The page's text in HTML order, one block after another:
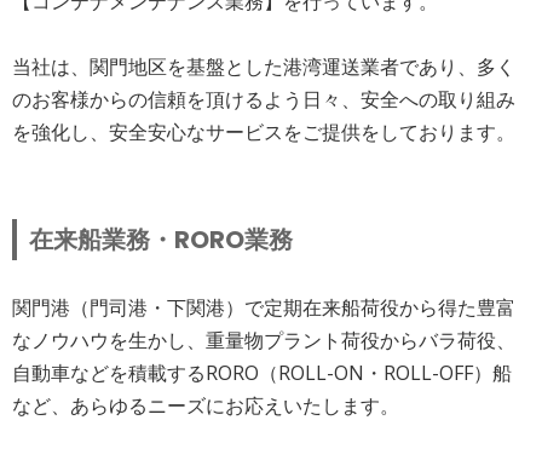
当社は、関門地区を基盤とした港湾運送業者であり、多く
のお客様からの信頼を頂けるよう日々、安全への取り組み
を強化し、安全安心なサービスをご提供をしております。
在来船業務・RORO業務
関門港（門司港・下関港）で定期在来船荷役から得た豊富
なノウハウを生かし、重量物プラント荷役からバラ荷役、
自動車などを積載するRORO（ROLL-ON・ROLL-OFF）船
など、あらゆるニーズにお応えいたします。